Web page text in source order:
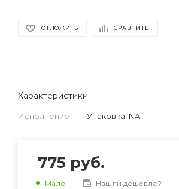
ОТЛОЖИТЬ СРАВНИТЬ
Характеристики
Исполнение — Упаковка: NA
775 руб.
Мало Нашли дешевле?